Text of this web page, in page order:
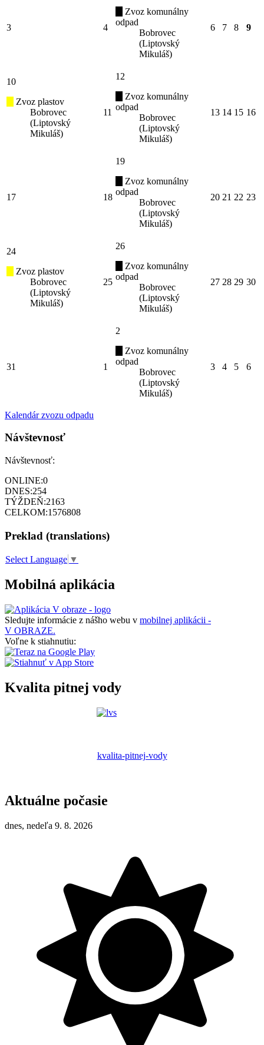
3 4
Zvoz komunálny
odpad
Bobrovec
(Liptovský
Mikuláš)
6 7 8 9
10
Zvoz plastov
Bobrovec
(Liptovský
Mikuláš)
11
12
Zvoz komunálny
odpad
Bobrovec
(Liptovský
Mikuláš)
13 14 15 16
17 18
19
Zvoz komunálny
odpad
Bobrovec
(Liptovský
Mikuláš)
20 21 22 23
24
Zvoz plastov
Bobrovec
(Liptovský
Mikuláš)
25
26
Zvoz komunálny
odpad
Bobrovec
(Liptovský
Mikuláš)
27 28 29 30
31 1
2
Zvoz komunálny
odpad
Bobrovec
(Liptovský
Mikuláš)
3 4 5 6
Kalendár zvozu odpadu
Návštevnosť
Návštevnosť:
ONLINE:0
DNES:254
TÝŽDEŇ:2163
CELKOM:1576808
Preklad (translations)
Select Language ▼
Mobilná aplikácia
Sledujte informácie z nášho webu v mobilnej aplikácii -
V OBRAZE.
Voľne k stiahnutiu:
Kvalita pitnej vody
kvalita-pitnej-vody
Aktuálne počasie
dnes, nedeľa 9. 8. 2026